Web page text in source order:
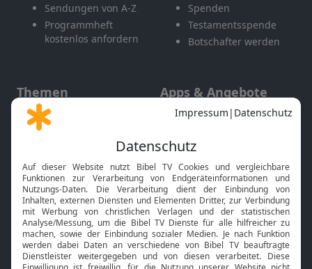
Sendungen von A-Z
Programmheft
kostenlos anfordern
Spenden
Testamentsspende
Botschafter werden
Themen
Gott und Bibel erklärt
Neuigkeiten
Apps & Angebote
Mobile App
Smart TV
HbbTV
Bibelthek Online-Bibel
Nächster Gottesdienst